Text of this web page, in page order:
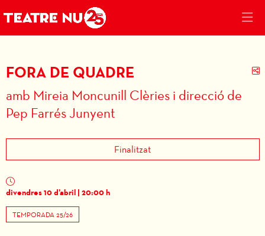
FORA DE QUADRE
amb Mireia Moncunill Clèries i direcció de
Pep Farrés Junyent
Finalitzat
divendres 10 d’abril| 20:00 h
TEMPORADA 25/26